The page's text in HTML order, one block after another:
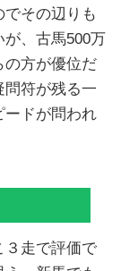
その辺りも
、古馬500万
の方が優位だ
問符が残る一
ードが問われ
３走で評価で